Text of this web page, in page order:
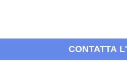
CONTATTA